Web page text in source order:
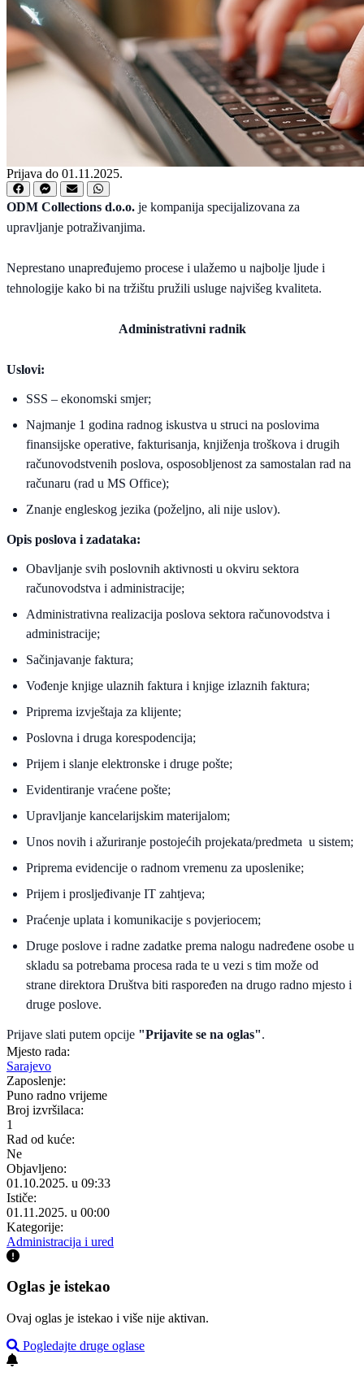
Prijava do 01.11.2025.
ODM Collections d.o.o. je kompanija specijalizovana za
upravljanje potraživanjima.
Neprestano unapređujemo procese i ulažemo u najbolje ljude i
tehnologije kako bi na tržištu pružili usluge najvišeg kvaliteta.
Administrativni radnik
Uslovi:
SSS – ekonomski smjer;
Najmanje 1 godina radnog iskustva u struci na poslovima
finansijske operative, fakturisanja, knjiženja troškova i drugih
računovodstvenih poslova, osposobljenost za samostalan rad na
računaru (rad u MS Office);
Znanje engleskog jezika (poželjno, ali nije uslov).
Opis poslova i zadataka:
Obavljanje svih poslovnih aktivnosti u okviru sektora
računovodstva i administracije;
Administrativna realizacija poslova sektora računovodstva i
administracije;
Sačinjavanje faktura;
Vođenje knjige ulaznih faktura i knjige izlaznih faktura;
Priprema izvještaja za klijente;
Poslovna i druga korespodencija;
Prijem i slanje elektronske i druge pošte;
Evidentiranje vraćene pošte;
Upravljanje kancelarijskim materijalom;
Unos novih i ažuriranje postojećih projekata/predmeta u sistem;
Priprema evidencije o radnom vremenu za uposlenike;
Prijem i prosljeđivanje IT zahtjeva;
Praćenje uplata i komunikacije s povjeriocem;
Druge poslove i radne zadatke prema nalogu nadređene osobe u
skladu sa potrebama procesa rada te u vezi s tim može od
strane direktora Društva biti raspoređen na drugo radno mjesto i
druge poslove.
Prijave slati putem opcije "Prijavite se na oglas".
Mjesto rada:
Sarajevo
Zaposlenje:
Puno radno vrijeme
Broj izvršilaca:
1
Rad od kuće:
Ne
Objavljeno:
01.10.2025. u 09:33
Ističe:
01.11.2025. u 00:00
Kategorije:
Administracija i ured
Oglas je istekao
Ovaj oglas je istekao i više nije aktivan.
Pogledajte druge oglase